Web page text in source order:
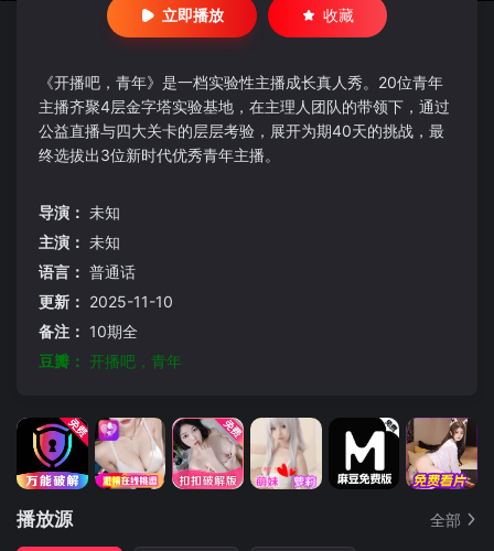
立即播放 收藏
《开播吧，青年》是一档实验性主播成长真人秀。20位青年
主播齐聚4层金字塔实验基地，在主理人团队的带领下，通过
公益直播与四大关卡的层层考验，展开为期40天的挑战，最
终选拔出3位新时代优秀青年主播。
导演： 未知
主演： 未知
语言： 普通话
更新： 2025-11-10
备注： 10期全
豆瓣： 开播吧，青年
播放源 全部